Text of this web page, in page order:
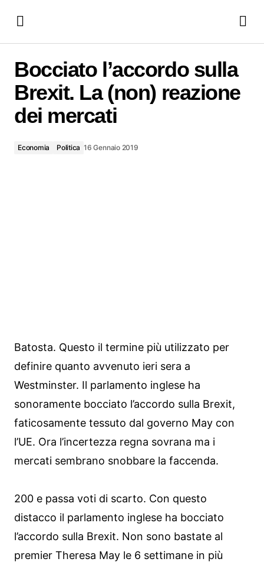
Bocciato l’accordo sulla
Brexit. La (non) reazione
dei mercati
Economia Politica 16 Gennaio 2019
Batosta. Questo il termine più utilizzato per
definire quanto avvenuto ieri sera a
Westminster. Il parlamento inglese ha
sonoramente bocciato l’accordo sulla Brexit,
faticosamente tessuto dal governo May con
l’UE. Ora l’incertezza regna sovrana ma i
mercati sembrano snobbare la faccenda.
200 e passa voti di scarto. Con questo
distacco il parlamento inglese ha bocciato
l’accordo sulla Brexit. Non sono bastate al
premier Theresa May le 6 settimane in più